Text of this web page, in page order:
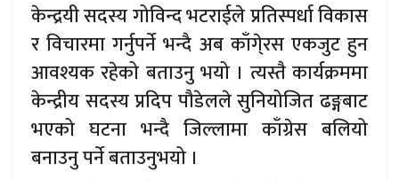
केन्द्रयी सदस्य गोविन्द भटराईले प्रतिस्पर्धा विकास
र विचारमा गर्नुपर्ने भन्दै अब काँगे्रस एकजुट हुन
आवश्यक रहेको बताउनु भयो । त्यस्तै कार्यक्रममा
केन्द्रीय सदस्य प्रदिप पौडेलले सुनियोजित ढङ्गबाट
भएको घटना भन्दै जिल्लामा काँग्रेस बलियो
बनाउनु पर्ने बताउनुभयो ।